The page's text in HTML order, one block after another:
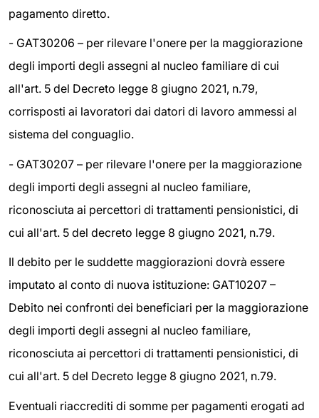
pagamento diretto.
- GAT30206 – per rilevare l'onere per la maggiorazione
degli importi degli assegni al nucleo familiare di cui
all'art. 5 del Decreto legge 8 giugno 2021, n.79,
corrisposti ai lavoratori dai datori di lavoro ammessi al
sistema del conguaglio.
- GAT30207 – per rilevare l'onere per la maggiorazione
degli importi degli assegni al nucleo familiare,
riconosciuta ai percettori di trattamenti pensionistici, di
cui all'art. 5 del decreto legge 8 giugno 2021, n.79.
Il debito per le suddette maggiorazioni dovrà essere
imputato al conto di nuova istituzione: GAT10207 –
Debito nei confronti dei beneficiari per la maggiorazione
degli importi degli assegni al nucleo familiare,
riconosciuta ai percettori di trattamenti pensionistici, di
cui all'art. 5 del Decreto legge 8 giugno 2021, n.79.
Eventuali riaccrediti di somme per pagamenti erogati ad